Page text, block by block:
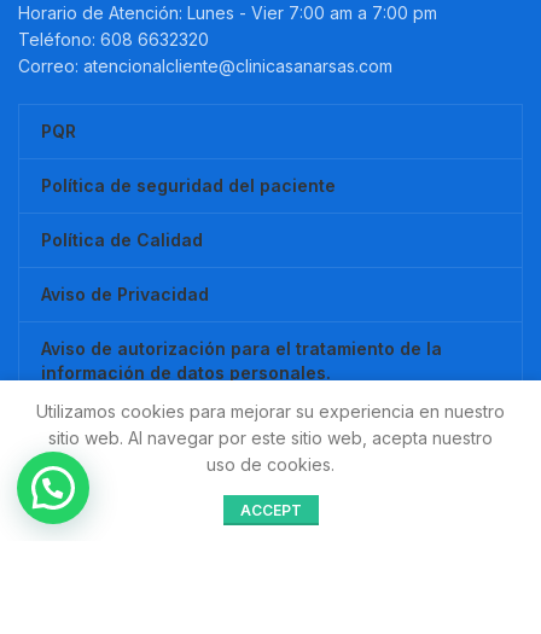
Horario de Atención: Lunes - Vier 7:00 am a 7:00 pm
Teléfono: 608 6632320
Correo: atencionalcliente@clinicasanarsas.com
PQR
Política de seguridad del paciente
Política de Calidad
Aviso de Privacidad
Aviso de autorización para el tratamiento de la
información de datos personales.
Redes Sociales
Utilizamos cookies para mejorar su experiencia en nuestro
sitio web. Al navegar por este sitio web, acepta nuestro
uso de cookies.
ACCEPT